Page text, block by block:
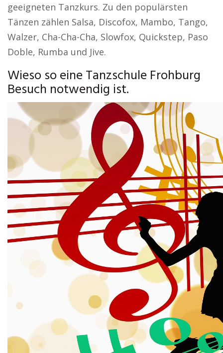
geeigneten Tanzkurs. Zu den populärsten
Tänzen zählen Salsa, Discofox, Mambo, Tango,
Walzer, Cha-Cha-Cha, Slowfox, Quickstep, Paso
Doble, Rumba und Jive.
Wieso so eine Tanzschule Frohburg
Besuch notwendig ist.